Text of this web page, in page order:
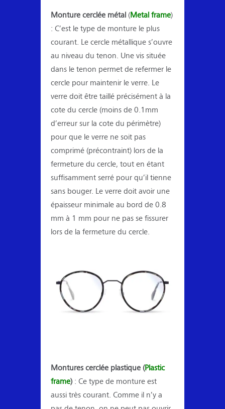
Monture cerclée métal(Metal frame)
: C’est le type de monture le plus
courant. Le cercle métallique s’ouvre
au niveau du tenon. Une vis située
dans le tenon permet de refermer le
cercle pour maintenir le verre. Le
verre doit être taillé précisément à la
cote du cercle (moins de 0.1mm
d’erreur sur la cote du périmètre)
pour que le verre ne soit pas
comprimé (précontraint) lors de la
fermeture du cercle, tout en étant
suffisamment serré pour qu’il tienne
sans bouger. Le verre doit avoir une
épaisseur minimale au bord de 0.8
mm à 1 mm pour ne pas se fissurer
lors de la fermeture du cercle.
Montures cerclée plastique (Plastic
frame): Ce type de monture est
aussi très courant. Comme il n’y a